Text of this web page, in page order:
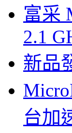
富采
2.1
新品
台加